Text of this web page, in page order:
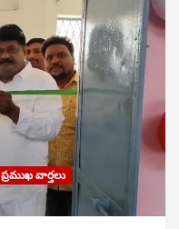
ప్రముఖ వార్తలు